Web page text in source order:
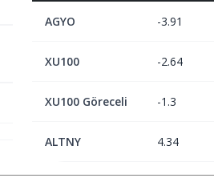
AGYO -3.91
XU100 -2.64
XU100 Göreceli -1.3
ALTNY 4.34